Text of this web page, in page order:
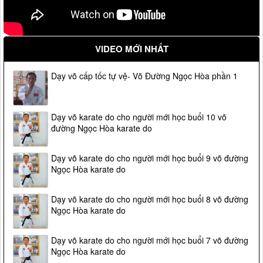
VIDEO MỚI NHẤT
Dạy võ cấp tốc tự vệ- Võ Đường Ngọc Hòa phần 1
Dạy võ karate do cho người mới học buổi 10 võ
đường Ngọc Hòa karate do
Dạy võ karate do cho người mới học buổi 9 võ đường
Ngọc Hòa karate do
Dạy võ karate do cho người mới học buổi 8 võ đường
Ngọc Hòa karate do
Dạy võ karate do cho người mới học buổi 7 võ đường
Ngọc Hòa karate do